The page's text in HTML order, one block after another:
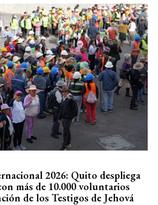
2026: Quito despliega
más de 10.000 voluntarios
de los Testigos de Jehová